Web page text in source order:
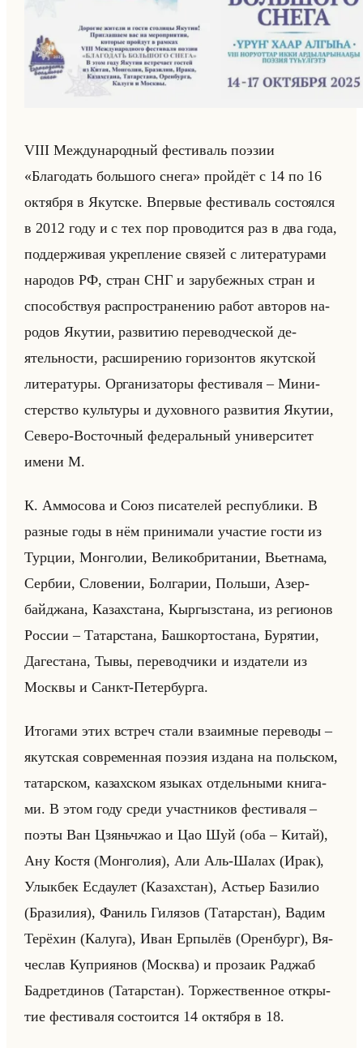
VIII Меж­ду­на­род­ный фе­сти­валь по­эзии
«Благодать большого снега» пройдёт с 14 по 16
ок­тяб­ря в Якут­ске. Впер­вые фе­сти­валь со­сто­ял­ся
в 2012 году и с тех пор про­во­дит­ся раз в два года,
под­дер­жи­вая укреп­ле­ние свя­зей с ли­те­ра­ту­ра­ми
на­ро­дов РФ, стран СНГ и за­ру­беж­ных стран и
спо­соб­ствуя рас­про­стра­не­нию работ ав­то­ров на­
ро­дов Яку­тии, раз­ви­тию пе­ре­вод­че­ской де­
ятельно­сти, рас­ши­ре­нию го­ри­зон­тов якут­ской
ли­те­ра­ту­ры. Ор­га­ни­за­то­ры фе­сти­ва­ля – Ми­ни­
стер­ство культу­ры и ду­хов­но­го раз­ви­тия Яку­тии,
Се­ве­ро-Во­сточ­ный фе­де­ральный уни­вер­си­тет
имени М.
К. Ам­мо­со­ва и Союз пи­са­те­лей рес­пуб­ли­ки. В
раз­ные годы в нём при­ни­ма­ли уча­стие гости из
Тур­ции, Мон­го­лии, Ве­ли­ко­бри­та­нии, Вьет­на­ма,
Сер­бии, Сло­ве­нии, Бол­га­рии, Польши, Азер­
байджа­на, Ка­зах­ста­на, Кыр­гыз­ста­на, из ре­ги­онов
Рос­сии – Та­тар­ста­на, Баш­кор­то­ста­на, Бу­ря­тии,
Да­ге­ста­на, Тывы, пе­ре­вод­чи­ки и из­да­те­ли из
Моск­вы и Санкт-Пе­тер­бур­га.
Ито­га­ми этих встреч стали вза­им­ные пе­ре­во­ды –
якут­ская со­вре­мен­ная по­эзия из­да­на на польском,
та­тар­ском, ка­зах­ском язы­ках от­дельны­ми кни­га­
ми. В этом году среди участ­ни­ков фе­сти­ва­ля –
поэты Ван Цзяньчжао и Цао Шуй (оба – Китай),
Ану Костя (Мон­го­лия), Али Аль-Шалах (Ирак),
Улык­бек Есдау­лет (Ка­зах­стан), Астьер Ба­зи­лио
(Бра­зи­лия), Фа­ниль Ги­ля­зов (Та­тар­стан), Вадим
Те­рё­хин (Ка­лу­га), Иван Ер­пы­лёв (Орен­бург), Вя­
че­слав Куп­ри­янов (Москва) и про­за­ик Ра­джаб
Бад­рет­ди­нов (Та­тар­стан). Тор­же­ствен­ное от­кры­
тие фе­сти­ва­ля со­сто­ит­ся 14 ок­тяб­ря в 18.